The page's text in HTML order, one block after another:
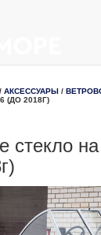
/ АКСЕССУАРЫ /
(ДО 2018Г)
стекло